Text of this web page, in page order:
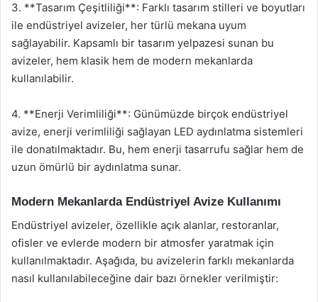
3. **Tasarım Çeşitliliği**: Farklı tasarım stilleri ve boyutları
ile endüstriyel avizeler, her türlü mekana uyum
sağlayabilir. Kapsamlı bir tasarım yelpazesi sunan bu
avizeler, hem klasik hem de modern mekanlarda
kullanılabilir.
4. **Enerji Verimliliği**: Günümüzde birçok endüstriyel
avize, enerji verimliliği sağlayan LED aydınlatma sistemleri
ile donatılmaktadır. Bu, hem enerji tasarrufu sağlar hem de
uzun ömürlü bir aydınlatma sunar.
Modern Mekanlarda Endüstriyel Avize Kullanımı
Endüstriyel avizeler, özellikle açık alanlar, restoranlar,
ofisler ve evlerde modern bir atmosfer yaratmak için
kullanılmaktadır. Aşağıda, bu avizelerin farklı mekanlarda
nasıl kullanılabileceğine dair bazı örnekler verilmiştir: